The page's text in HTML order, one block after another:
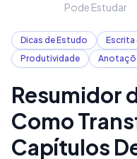
Pode Estudar
Dicas de Estudo Escrita
Produtividade
Resumidor
Como
Capítulos